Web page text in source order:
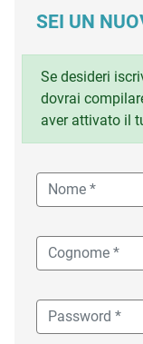
SEI UN
Se desideri
dovrai
aver attivato il